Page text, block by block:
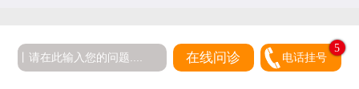
在线问诊 电话挂号
5